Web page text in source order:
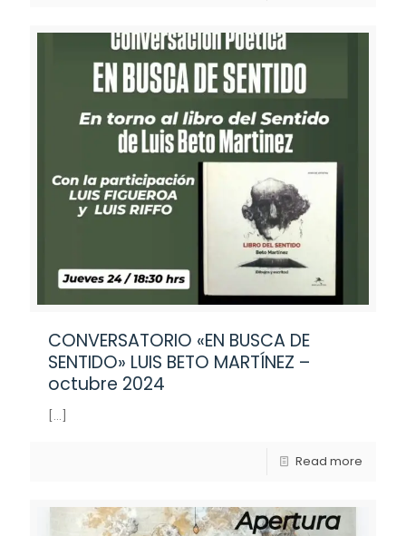
CONVERSATORIO «EN BUSCA DE
SENTIDO» LUIS BETO MARTÍNEZ –
octubre 2024
[…]
Read more